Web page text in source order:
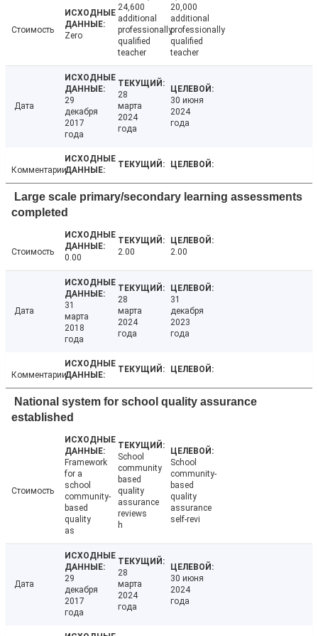
Стоимость
Zero
24,600
additional
professionally
qualified
teacher
20,000
additional
professionally
qualified
teacher
Дата
29
декабря
2017
года
28
марта
2024
года
30 июня
2024
года
Комментарии
Large scale primary/secondary learning assessments
completed
Стоимость
0.00
2.00 2.00
Дата
31
марта
2018
года
28
марта
2024
года
31
декабря
2023
года
Комментарии
National system for school quality assurance
established
Стоимость
Framework
for a
school
community-
based
quality
as
School
community
based
quality
assurance
reviews
h
School
community-
based
quality
assurance
self-revi
Дата
29
декабря
2017
года
28
марта
2024
года
30 июня
2024
года